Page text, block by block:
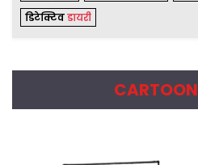
डिटेक्टिवडायरी
CARTOON